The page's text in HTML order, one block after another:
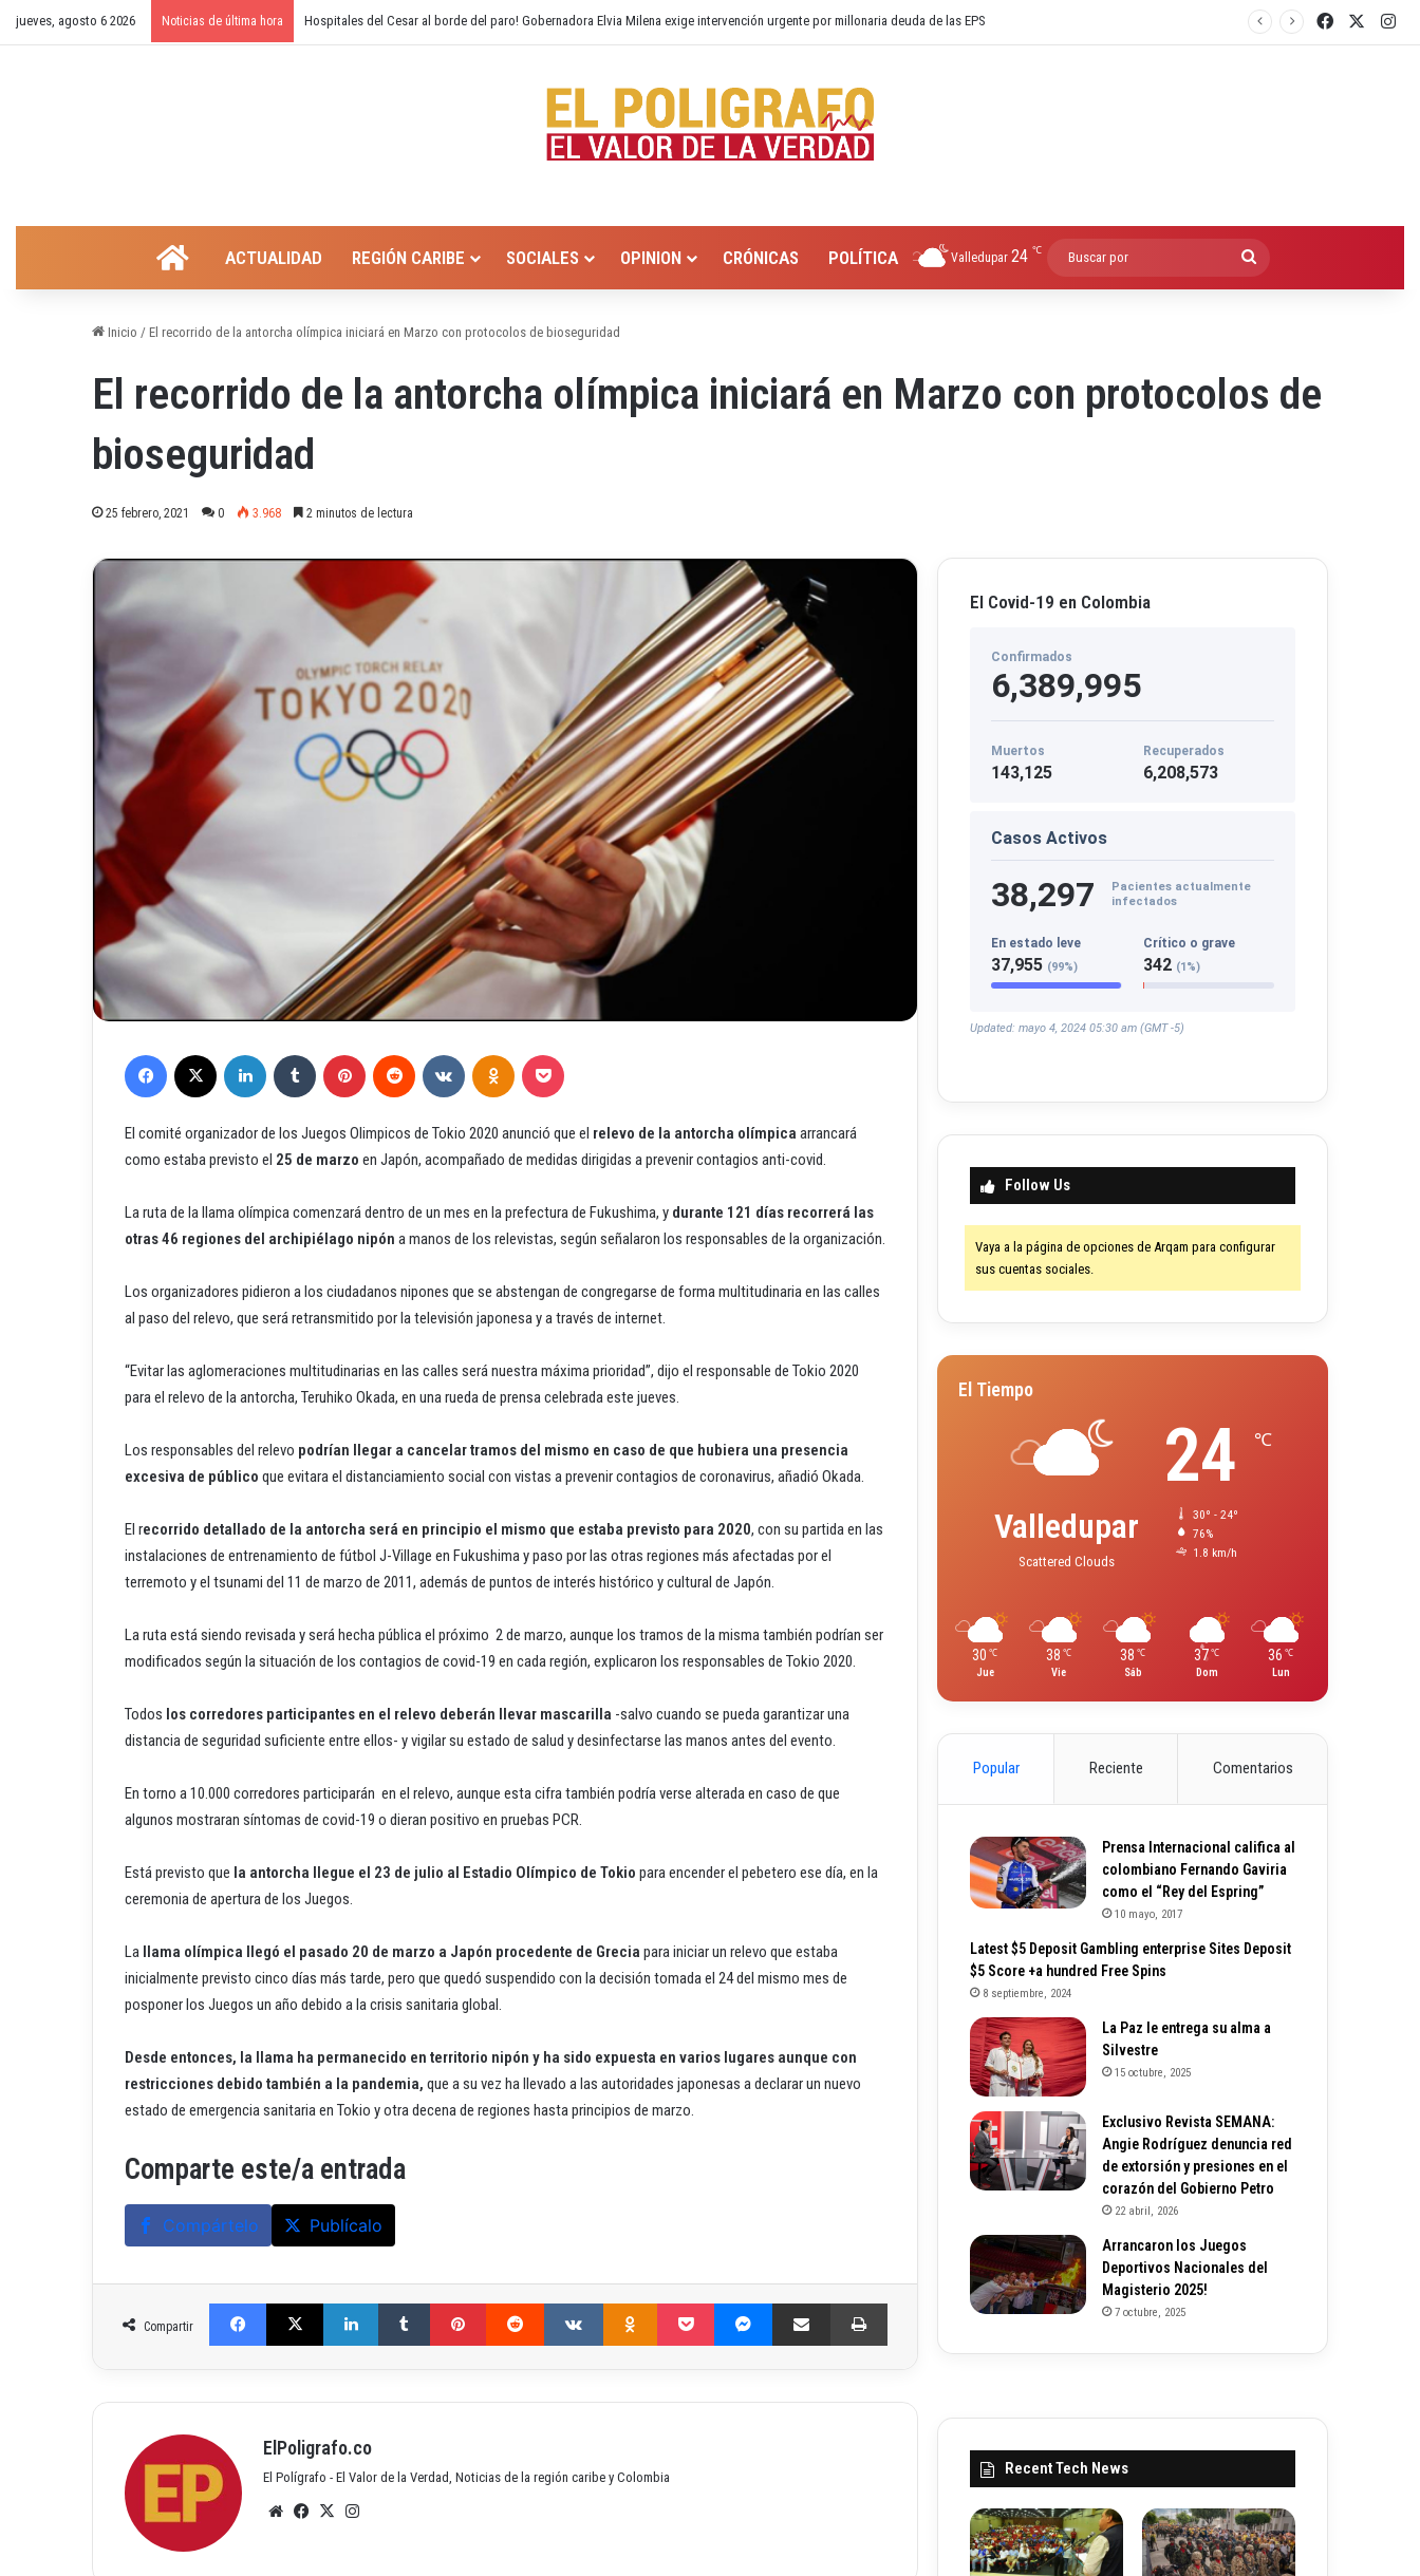
jueves, agosto 6 2026 Noticias de última hora ¿Cierre temporal del balneario Hurtado? Alcaldía de Valledupar propone recuperar el río Guatapurí Facebook
INICIOACTUALIDAD REGIÓN CARIBE SOCIALES OPINION CRÓNICAS POLÍTICA Valledupar 24 ℃
Buscar
por
Inicio / El recorrido de la antorcha olímpica iniciará en Marzo con protocolos de bioseguridad
El recorrido de la antorcha olímpica iniciará en Marzo con protocolos de
bioseguridad
25 febrero, 2021 0 3.968 2 minutos de lectura
E l comité organizador de los Juegos Olimpicos de Tokio 2020 anunció que el relevo de la antorcha olímpica arrancará
como estaba previsto el 25 de marzo en Japón, acompañado de medidas dirigidas a prevenir contagios anti-covid.
La ruta de la llama olímpica comenzará dentro de un mes en la prefectura de Fukushima, y durante 121 días recorrerá las
otras 46 regiones del archipiélago nipón a manos de los relevistas, según señalaron los responsables de la organización.
Los organizadores pidieron a los ciudadanos nipones que se abstengan de congregarse de forma multitudinaria en las calles
al paso del relevo, que será retransmitido por la televisión japonesa y a través de internet.
“Evitar las aglomeraciones multitudinarias en las calles será nuestra máxima prioridad”, dijo el responsable de Tokio 2020
para el relevo de la antorcha, Teruhiko Okada, en una rueda de prensa celebrada este jueves.
Los responsables del relevo podrían llegar a cancelar tramos del mismo en caso de que hubiera una presencia
excesiva de público que evitara el distanciamiento social con vistas a prevenir contagios de coronavirus, añadió Okada.
El recorrido detallado de la antorcha será en principio el mismo que estaba previsto para 2020, con su partida en las
instalaciones de entrenamiento de fútbol J-Village en Fukushima y paso por las otras regiones más afectadas por el
terremoto y el tsunami del 11 de marzo de 2011, además de puntos de interés histórico y cultural de Japón.
La ruta está siendo revisada y será hecha pública el próximo 2 de marzo, aunque los tramos de la misma también podrían ser
modificados según la situación de los contagios de covid-19 en cada región, explicaron los responsables de Tokio 2020.
Todos los corredores participantes en el relevo deberán llevar mascarilla -salvo cuando se pueda garantizar una
distancia de seguridad suficiente entre ellos- y vigilar su estado de salud y desinfectarse las manos antes del evento.
En torno a 10.000 corredores participarán en el relevo, aunque esta cifra también podría verse alterada en caso de que
algunos mostraran síntomas de covid-19 o dieran positivo en pruebas PCR.
Está previsto que la antorcha llegue el 23 de julio al Estadio Olímpico de Tokio para encender el pebetero ese día, en la
ceremonia de apertura de los Juegos.
La llama olímpica llegó el pasado 20 de marzo a Japón procedente de Grecia para iniciar un relevo que estaba
inicialmente previsto cinco días más tarde, pero que quedó suspendido con la decisión tomada el 24 del mismo mes de
posponer los Juegos un año debido a la crisis sanitaria global.
Desde entonces, la llama ha permanecido en territorio nipón y ha sido expuesta en varios lugares aunque con
restricciones debido también a la pandemia, que a su vez ha llevado a las autoridades japonesas a declarar un nuevo
estado de emergencia sanitaria en Tokio y otra decena de regiones hasta principios de marzo.
Comparte este/a entrada
Compártelo Publícalo
Compartir
Facebook X LinkedIn Tumblr Pinterest Reddit VKontakte Odnoklassniki Pocket Messenger Compartir por correo electrónico
ElPoligrafo.co
El Polígrafo - El Valor de la Verdad, Noticias de la región caribe y Colombia
Siti
Fac
X
El Covid-19 en Colombia
Confirmados
6,389,995
Muertos
143,125
Recuperados
6,208,573
Casos Activos
38,297
Pacientes actualmente
infectados
En estado leve
37,955 (99%)
Crítico o grave
342 (1%)
Updated: mayo 4, 2024 05:30 am (GMT -5)
Follow Us
Vaya a la página de opciones de Arqam para configurar
sus cuentas sociales.
El Tiempo
Valledupar
Scattered Clouds
24 ℃
30º - 24º
76%
1.8 km/h
30 ℃
Jue
38 ℃
Vie
38 ℃
Sáb
37 ℃
Dom
36 ℃
Lun
Popular Reciente Comentarios
Prensa Internacional califica al
colombiano Fernando Gaviria
como el “Rey del Espring”
10 mayo, 2017
Latest $5 Deposit Gambling enterprise Sites Deposit
$5 Score +a hundred Free Spins
8 septiembre, 2024
La Paz le entrega su alma a
Silvestre
15 octubre, 2025
Exclusivo Revista SEMANA:
Angie Rodríguez denuncia red
de extorsión y presiones en el
corazón del Gobierno Petro
22 abril, 2026
Arrancaron los Juegos
Deportivos Nacionales del
Magisterio 2025!
7 octubre, 2025
Recent Tech News